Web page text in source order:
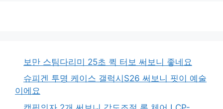
보만 스팀다리미 25초 퀵 터보 써보니 좋네요
슈피겐 투명 케이스 갤럭시S26 써보니 핏이 예술
이에요